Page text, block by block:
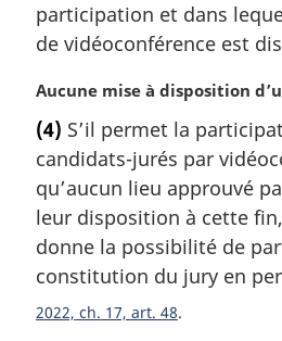
g
i
a
l
e
:
participation et dans
de vidéoconférence est
N
t
e
m
a
g
i
n
Aucune mise à disposition
(4) S’il permet la
candidats-jurés par
qu’aucun lieu approuvé
leur disposition à cette
donne la possibilité de
constitution du jury en
2022, ch. 17, art. 48